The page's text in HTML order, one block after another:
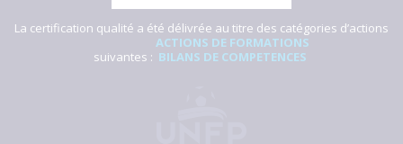
La certification qualité a été délivrée au titre des catégories d’actions
suivantes :
ACTIONS DE FORMATIONS
BILANS DE COMPETENCES